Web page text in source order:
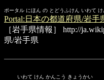
ポータル にほん の とどうふけん いわて
Portal:日本の都道府県/岩手
［岩手県情報］
http://
県/岩手県
いわて けん かんこう きょうかい